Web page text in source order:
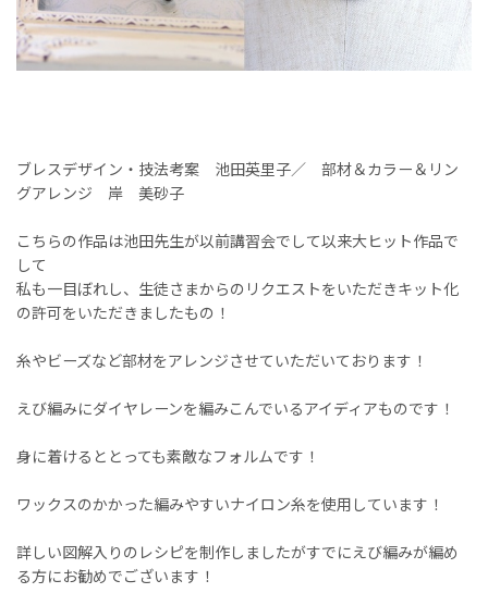
ブレスデザイン・技法考案 池田英里子／ 部材＆カラー＆リン
グアレンジ 岸 美砂子
こちらの作品は池田先生が以前講習会でして以来大ヒット作品で
して
私も一目ぼれし、生徒さまからのリクエストをいただきキット化
の許可をいただきましたもの！
糸やビーズなど部材をアレンジさせていただいております！
えび編みにダイヤレーンを編みこんでいるアイディアものです！
身に着けるととっても素敵なフォルムです！
ワックスのかかった編みやすいナイロン糸を使用しています！
詳しい図解入りのレシピを制作しましたがすでにえび編みが編め
る方にお勧めでございます！